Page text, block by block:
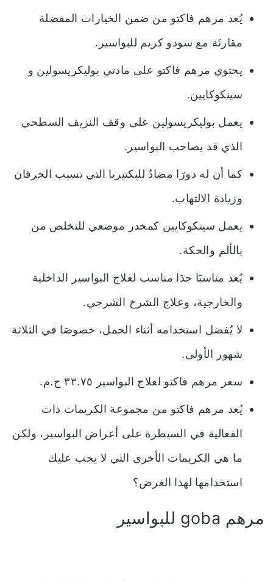
يُعد مرهم فاكتو من ضمن الخيارات المفضلة
مقارنََة مع سودو كريم للبواسير.
يحتوي مرهم فاكتو على مادتي بوليكريسولين و
سينكوكايين.
يعمل بوليكريسولين على وقف النزيف السطحي
الذي قد يصاحب البواسير.
كما أن له دورََا مضادٌ للبكتيريا التي تسبب الحرقان
وزيادة الالتهاب.
يعمل سينكوكايين كمخدر موضعي للتخلص من
بالألم والحكة.
يُعد مناسبََا جدََا مناسب لعلاج البواسير الداخلية
والخارجية، وعلاج الشرخ الشرجي.
لا يُفضل استخدامه أثناء الحمل، خصوصََا في الثلاثة
شهور الأولى.
سعر مرهم فاكتو لعلاج البواسير ٣٣.٧٥ ج.م.
يُعد مرهم فاكتو من مجموعة الكريمات ذات
الفعالية في السيطرة على أعراض البواسير، ولكن
ما هي الكريمات الأخرى التي لا يجب عليك
استخدامها لهذا الغرض؟
مرهم goba للبواسير